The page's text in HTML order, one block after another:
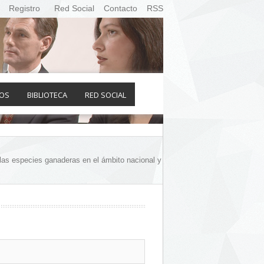
Registro Red Social Contacto RSS
BIBLIOTECA RED SOCIAL
especies ganaderas en el ámbito nacional y